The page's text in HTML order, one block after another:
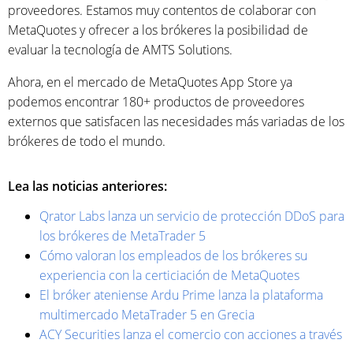
proveedores. Estamos muy contentos de colaborar con
MetaQuotes y ofrecer a los brókeres la posibilidad de
evaluar la tecnología de AMTS Solutions.
Ahora, en el mercado de MetaQuotes App Store ya
podemos encontrar 180+ productos de proveedores
externos que satisfacen las necesidades más variadas de los
brókeres de todo el mundo.
Lea las noticias anteriores:
Qrator Labs lanza un servicio de protección DDoS para
los brókeres de MetaTrader 5
Cómo valoran los empleados de los brókeres su
experiencia con la certiciación de MetaQuotes
El bróker ateniense Ardu Prime lanza la plataforma
multimercado MetaTrader 5 en Grecia
ACY Securities lanza el comercio con acciones a través